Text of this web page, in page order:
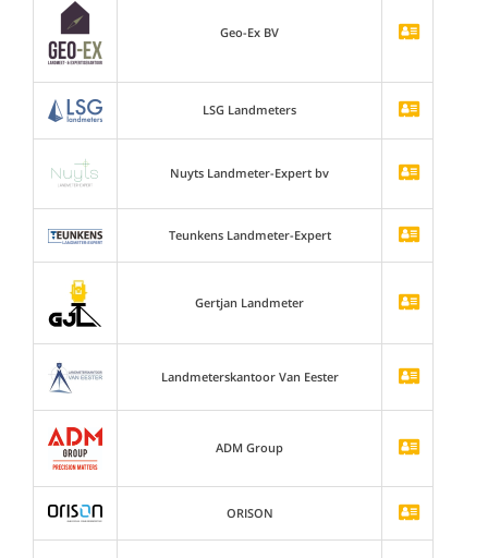
Geo-Ex BV
LSG Landmeters
Nuyts Landmeter-Expert bv
Teunkens Landmeter-Expert
Gertjan Landmeter
Landmeterskantoor Van Eester
ADM Group
ORISON